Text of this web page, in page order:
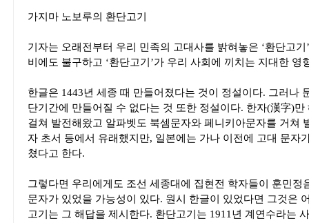
가지마 노보루의 환단고기
기자는 오래전부터 우리 민족의 고대사를 밝혀놓은 ‘환단고
비에도 불구하고 ‘환단고기’가 우리 사회에 끼치는 지대한 영
한글은 1443년 세종 때 만들어졌다는 것이 정설이다. 그러나
단기간에 만들어질 수 없다는 것 또한 정설이다. 한자(漢字)
걸쳐 발전해왔고 알파벳도 북셈문자와 페니키아문자를 거쳐
자 초서 등에서 유래했지만, 일본에는 가나 이전에 고대 문자
쳤다고 한다.
그렇다면 우리에게도 조선 세종대에 집현전 학자들이 훈민정
문자가 있었을 가능성이 있다. 원시 한글이 있었다면 그것은
고기는 그 해답을 제시한다. 환단고기는 1911년 계연수라는 사